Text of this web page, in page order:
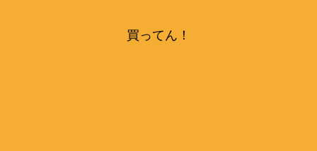
買ってん！